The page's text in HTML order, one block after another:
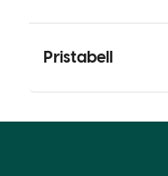
Pristabell